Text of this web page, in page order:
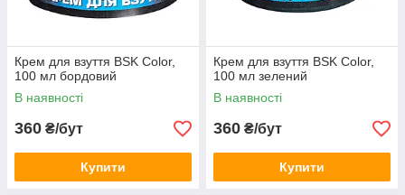
Крем для взуття BSK Color,
100 мл бордовий
В наявності
360 ₴/бут
Купити
Крем для взуття BSK Color,
100 мл зелений
В наявності
360 ₴/бут
Купити